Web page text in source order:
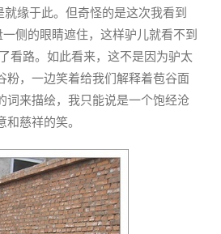
缘于此。但奇怪的是这次我看到
侧的眼睛遮住，这样驴儿就看不到
看路。如此看来，这不是因为驴太
粉，一边笑着给我们解释着苞谷面
词来描绘，我只能说是一个饱经沧
慈祥的笑。